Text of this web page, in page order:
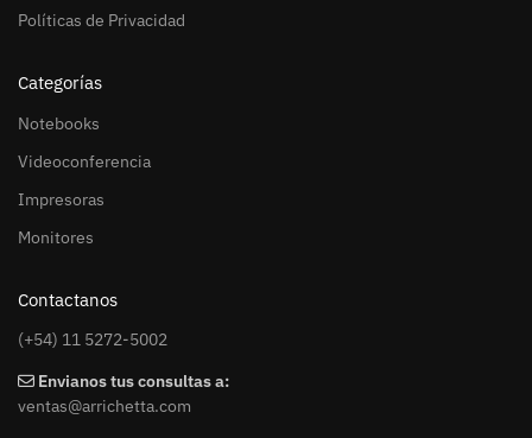
Políticas de Privacidad
Categorías
Notebooks
Videoconferencia
Impresoras
Monitores
Contactanos
(+54) 11 5272-5002
Envianos tus consultas a:
ventas@arrichetta.com